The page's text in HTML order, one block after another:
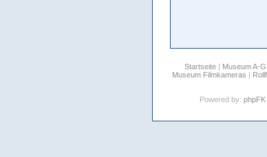
Startseite Museum A-G
Museum Filmkameras
Powered by: phpFK